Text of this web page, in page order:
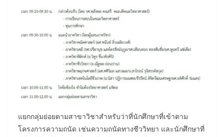
แยกกลุ่มย่อยตามสาขาวิชาสำหรับว่าที่นักศึกษาที่เข้าตาม
โครงการความถนัด เช่นความถนัดทางชีววิทยา และนักศึกษาที่